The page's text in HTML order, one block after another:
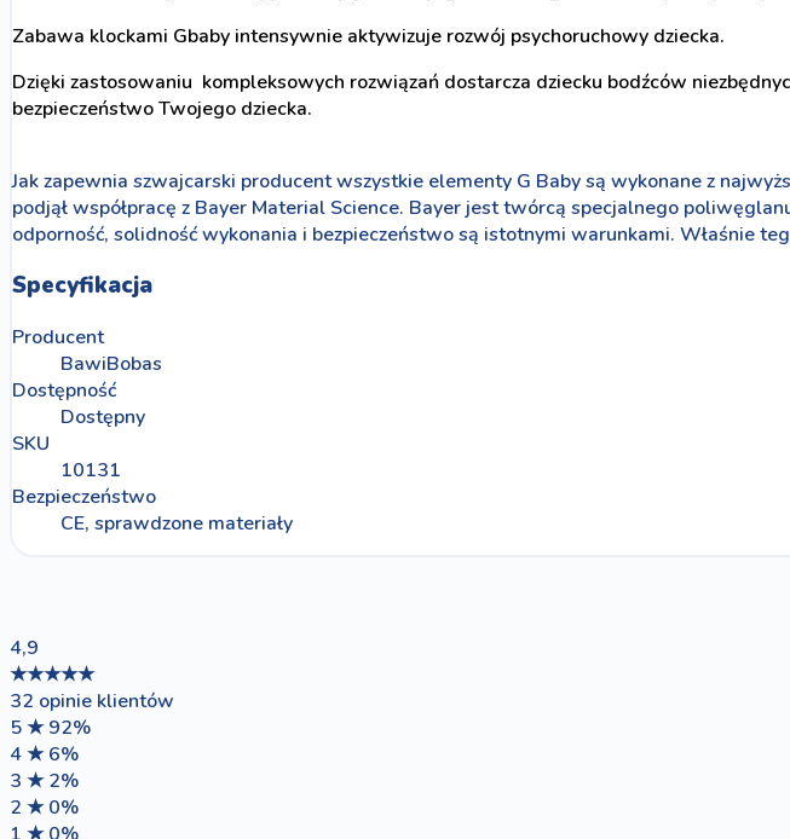
Zabawa klockami Gbaby intensywnie aktywizuje rozwój psychoruchowy dziecka.
Dzięki zastosowaniu kompleksowych rozwiązań dostarcza dziecku bodźców
bezpieczeństwo Twojego dziecka.
Jak zapewnia szwajcarski producent wszystkie elementy G Baby są wykonane z
podjął współpracę z Bayer Material Science. Bayer jest twórcą specjalnego
odporność, solidność wykonania i bezpieczeństwo są istotnymi warunkami. Właśnie
Specyfikacja
Producent
BawiBobas
Dostępność
Dostępny
SKU
10131
Bezpieczeństwo
CE, sprawdzone materiały
4,9
★★★★★
32 opinie klientów
5 ★ 92%
4 ★ 6%
3 ★ 2%
2 ★ 0%